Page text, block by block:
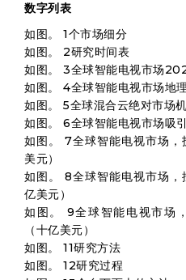
数字列表
如图。 1个市场细分
如图。 2研究时间表
如图。 3全球智能电视市场
如图。 4全球智能电视市场地
如图。 5全球混合云绝对市场
如图。 6全球智能电视市场吸
如图。 7全球智能电视市场
美元）
如图。 8全球智能电视市场
亿美元）
如图。 9全球智能电视市场
（十亿美元）
如图。 11研究方法
如图。 12研究过程